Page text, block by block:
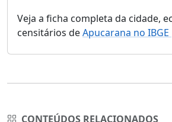
Veja a ficha completa da cidade,
censitários deApucarana no IBGE
CONTEÚDOS RELACIONADOS